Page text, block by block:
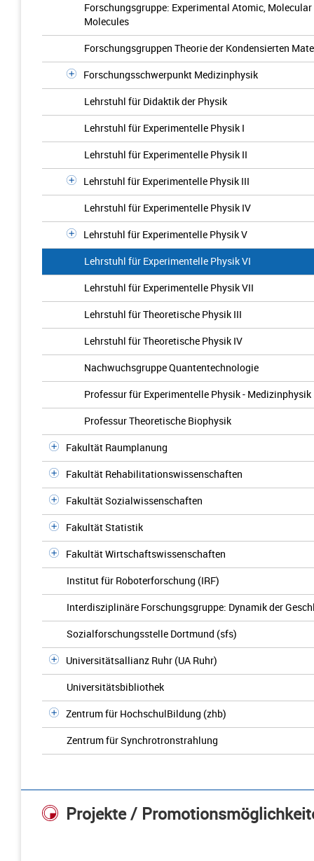
Forschungsgruppe: Experimental Atomic,
Molecules
Forschungsgruppen Theorie der Kondensierten
Forschungsschwerpunkt Medizinphysik
Lehrstuhl für Didaktik der Physik
Lehrstuhl für Experimentelle Physik I
Lehrstuhl für Experimentelle Physik II
Lehrstuhl für Experimentelle Physik III
Lehrstuhl für Experimentelle Physik IV
Lehrstuhl für Experimentelle Physik V
Lehrstuhl für Experimentelle Physik VI
Lehrstuhl für Experimentelle Physik VII
Lehrstuhl für Theoretische Physik III
Lehrstuhl für Theoretische Physik IV
Nachwuchsgruppe Quantentechnologie
Professur für Experimentelle Physik - Medizinphysik
Professur Theoretische Biophysik
Fakultät Raumplanung
Fakultät Rehabilitationswissenschaften
Fakultät Sozialwissenschaften
Fakultät Statistik
Fakultät Wirtschaftswissenschaften
Institut für Roboterforschung (IRF)
Interdisziplinäre Forschungsgruppe: Dynamik der
Sozialforschungsstelle Dortmund (sfs)
Universitätsallianz Ruhr (UA Ruhr)
Universitätsbibliothek
Zentrum für HochschulBildung (zhb)
Zentrum für Synchrotronstrahlung
Projekte /